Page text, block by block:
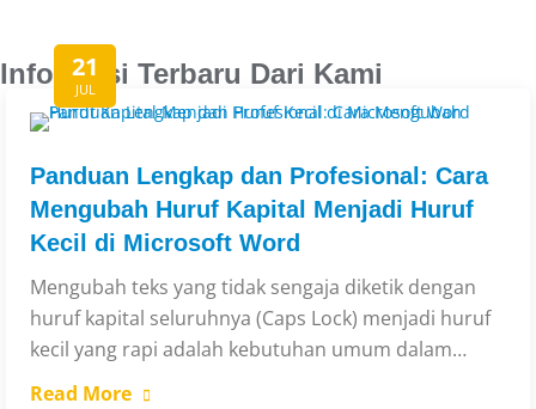
Informasi Terbaru Dari Kami
21
JUL
Panduan Lengkap dan Profesional: Cara
Mengubah Huruf Kapital Menjadi Huruf
Kecil di Microsoft Word
Mengubah teks yang tidak sengaja diketik dengan
huruf kapital seluruhnya (Caps Lock) menjadi huruf
kecil yang rapi adalah kebutuhan umum dalam…
Read More